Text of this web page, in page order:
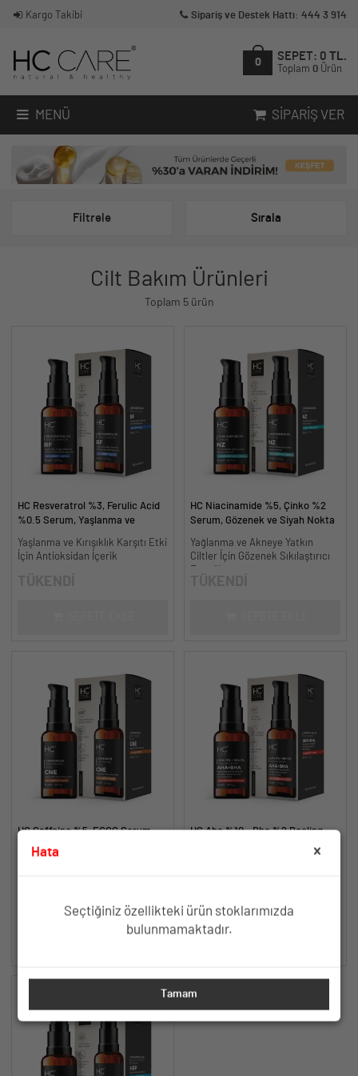
Kargo Takibi Sipariş ve Destek Hattı: 444 3 914
0
SEPET: 0 TL.
Toplam 0 Ürün
MENÜ SIPARIŞ VER
Filtrele Sırala
Cilt Bakım Ürünleri
Toplam 5 ürün
HC Resveratrol %3, Ferulic Acid
%0.5 Serum, Yaşlanma ve
Yaşlanma ve Kırışıklık Karşıtı Etki
İçin Antioksidan İçerik
HC Niacinamide %5, Çinko %2
Serum, Gözenek ve Siyah Nokta
30 ml.
Yağlanma ve Akneye Yatkın
Ciltler İçin Gözenek Sıkılaştırıcı
Formül
HC Caffeine %5, EGCG Serum,
Göz Altı Morluk ve Torbalanma
Karşıtı - 30 ml.
TÜKENDİ
HC Aha %10 - Bha %2 Peeling
Serumu, Cilt Tonu Eşitleyici,
TÜKENDİ
Hata
Seçtiğiniz özellikteki ürün stoklarımızda
bulunmamaktadır.
Tamam